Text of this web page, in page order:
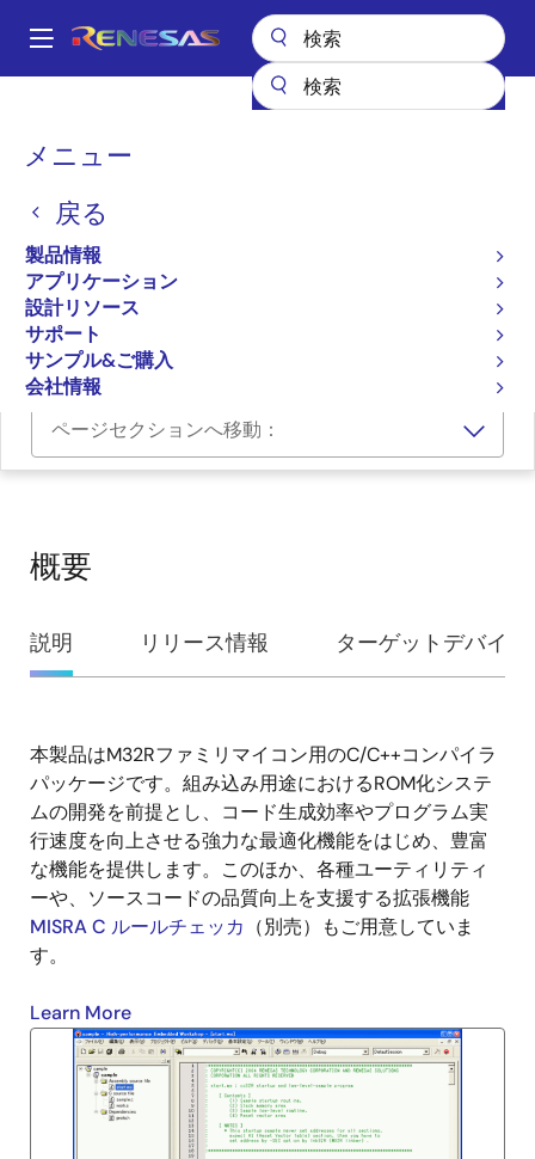
ン
Main
メニュー
戻る
製品情報
アプリケーション
設計リソース
サポート
サンプル&ご購入
会社情報
パ
く
ず
M32Rファミリ用C/C++コ
ンパイラパッケージ [M3T-
CC32R]
コンパイラ/アセンブラ
ページセクションへ移動：
概要
概
要
説明 リリース情報 ターゲットデバイス
説
明
本製品はM32Rファミリマイコン用のC/C++コンパイラ
パッケージです。組み込み用途におけるROM化システ
ムの開発を前提とし、コード生成効率やプログラム実
行速度を向上させる強力な最適化機能をはじめ、豊富
な機能を提供します。このほか、各種ユーティリティ
ーや、ソースコードの品質向上を支援する拡張機能
MISRA C ルールチェッカ （別売）もご用意していま
す。
Learn More